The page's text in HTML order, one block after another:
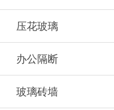
压花玻璃
办公隔断
玻璃砖墙